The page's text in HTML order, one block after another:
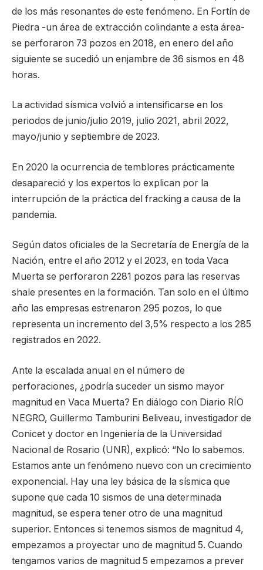
de los más resonantes de este fenómeno. En Fortín de
Piedra -un área de extracción colindante a esta área-
se perforaron 73 pozos en 2018, en enero del año
siguiente se sucedió un enjambre de 36 sismos en 48
horas.
La actividad sísmica volvió a intensificarse en los
periodos de junio/julio 2019, julio 2021, abril 2022,
mayo/junio y septiembre de 2023.
En 2020 la ocurrencia de temblores prácticamente
desapareció y los expertos lo explican por la
interrupción de la práctica del fracking a causa de la
pandemia.
Según datos oficiales de la Secretaría de Energía de la
Nación, entre el año 2012 y el 2023, en toda Vaca
Muerta se perforaron 2281 pozos para las reservas
shale presentes en la formación. Tan solo en el último
año las empresas estrenaron 295 pozos, lo que
representa un incremento del 3,5% respecto a los 285
registrados en 2022.
Ante la escalada anual en el número de
perforaciones, ¿podría suceder un sismo mayor
magnitud en Vaca Muerta? En diálogo con Diario RÍO
NEGRO, Guillermo Tamburini Beliveau, investigador de
Conicet y doctor en Ingeniería de la Universidad
Nacional de Rosario (UNR), explicó: “No lo sabemos.
Estamos ante un fenómeno nuevo con un crecimiento
exponencial. Hay una ley básica de la sísmica que
supone que cada 10 sismos de una determinada
magnitud, se espera tener otro de una magnitud
superior. Entonces si tenemos sismos de magnitud 4,
empezamos a proyectar uno de magnitud 5. Cuando
tengamos varios de magnitud 5 empezamos a prever